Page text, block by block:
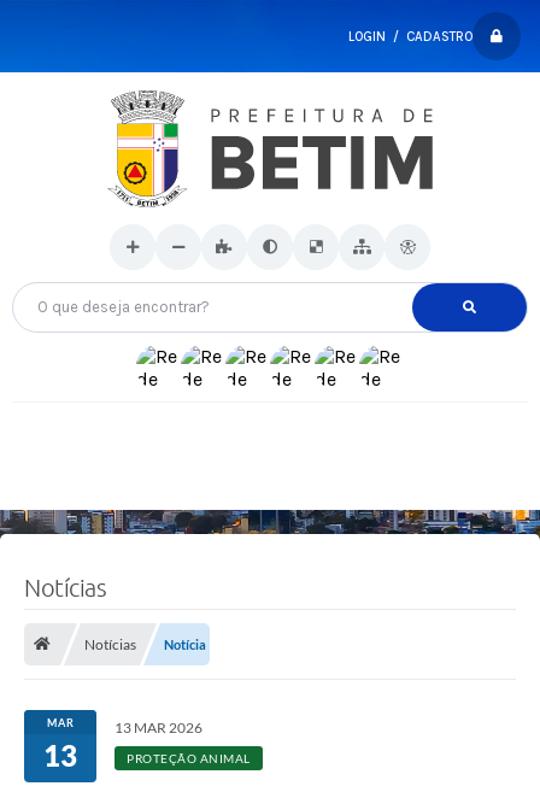
LOGIN / CADASTRO
O que deseja encontrar?
Notícias
Notícias Notícia
MAR
13
13 MAR 2026
PROTEÇÃO ANIMAL